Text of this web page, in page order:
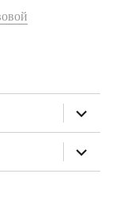
раскрыть
дочернее
меню
раскрыть
дочернее
меню